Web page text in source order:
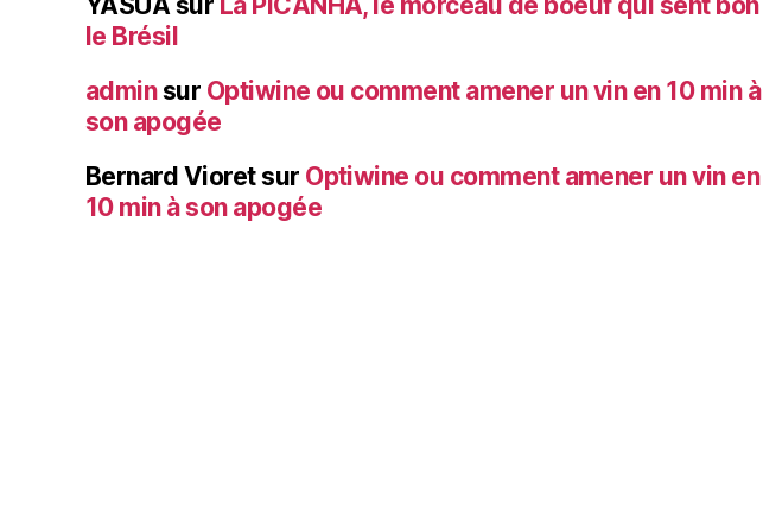
le Brésil
adminsur Optiwine ou comment amener un vin en 10 min à
son apogée
Bernard Vioretsur Optiwine ou comment amener un vin en
10 min à son apogée